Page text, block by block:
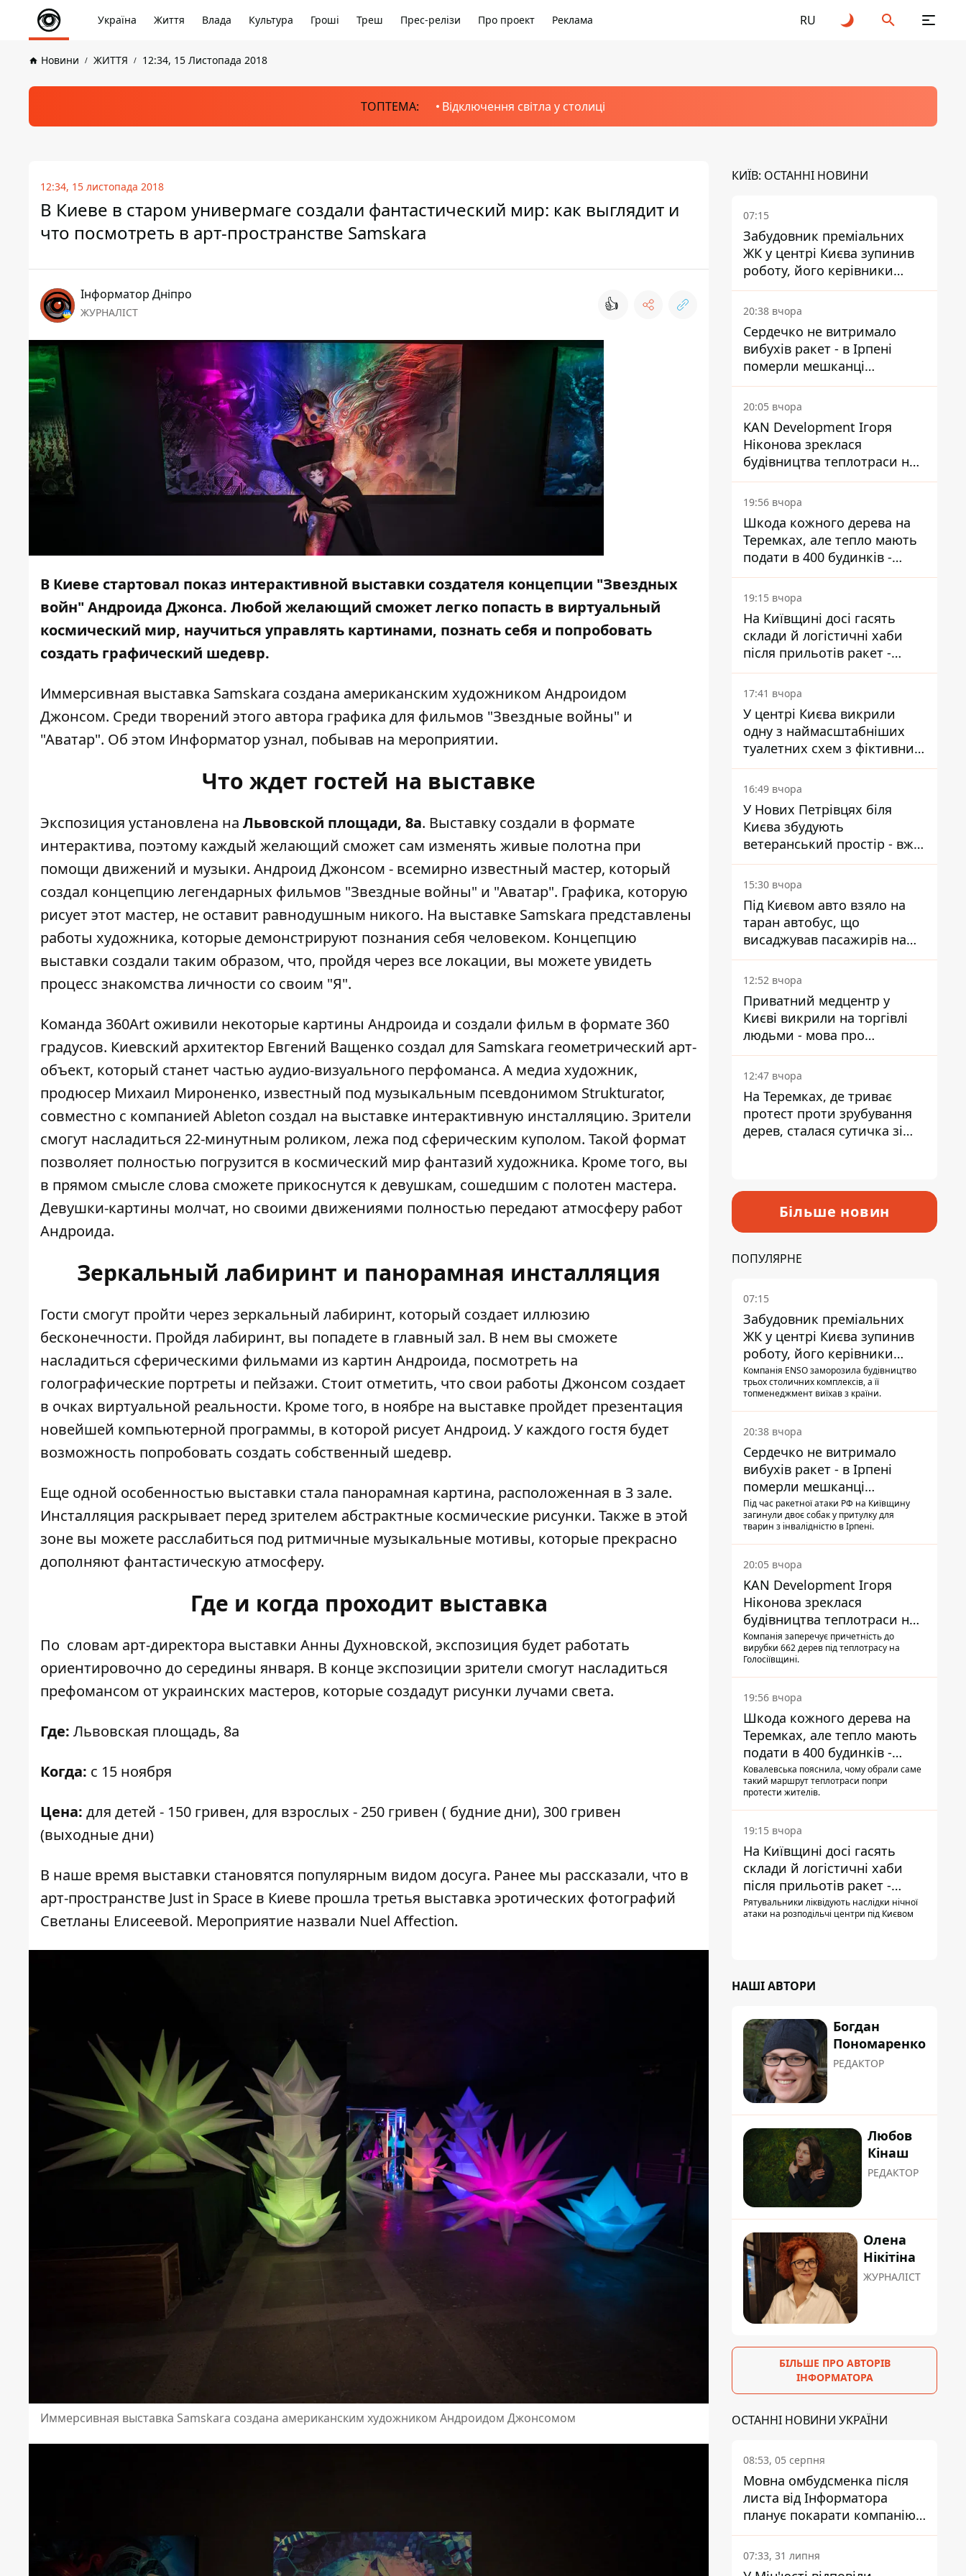
Україна Життя Влада Культура Гроші Треш Прес-релізи Про проект Реклама RU
Новини ЖИТТЯ 12:34, 15 Листопада 2018
ТОПТЕМА: Відключення світла у столиці
12:34, 15 листопада 2018
В Киеве в старом универмаге создали фантастический мир: как выглядит и
что посмотреть в арт-пространстве Samskara
Інформатор Дніпро
ЖУРНАЛІСТ 👍
В Киеве стартовал показ интерактивной выставки создателя концепции "Звездных
войн" Андроида Джонса. Любой желающий сможет легко попасть в виртуальный
космический мир, научиться управлять картинами, познать себя и попробовать
создать графический шедевр.
Иммерсивная выставка Samskara создана американским художником Андроидом
Джонсом. Среди творений этого автора графика для фильмов "Звездные войны" и
"Аватар". Об этом Информаторузнал, побывав на мероприятии.
Что ждет гостей на выставке
Экспозиция установлена на Львовской площади, 8а. Выставку создали в формате
интерактива, поэтому каждый желающий сможет сам изменять живые полотна при
помощи движений и музыки. Андроид Джонсом - всемирно известный мастер, который
создал концепцию легендарных фильмов "Звездные войны" и "Аватар". Графика, которую
рисует этот мастер, не оставит равнодушным никого. На выставке Samskara представлены
работы художника, которые демонстрируют познания себя человеком. Концепцию
выставки создали таким образом, что, пройдя через все локации, вы можете увидеть
процесс знакомства личности со своим "Я".
Команда 360Art оживили некоторые картины Андроида и создали фильм в формате 360
градусов. Киевский архитектор Евгений Ващенко создал для Samskara геометрический арт-
объект, который станет частью аудио-визуального перфоманса. А медиа художник,
продюсер Михаил Мироненко, известный под музыкальным псевдонимом Strukturator,
совместно с компанией Ableton создал на выставке интерактивную инсталляцию. Зрители
смогут насладиться 22-минутным роликом, лежа под сферическим куполом. Такой формат
позволяет полностью погрузится в космический мир фантазий художника. Кроме того, вы
в прямом смысле слова сможете прикоснутся к девушкам, сошедшим с полотен мастера.
Девушки-картины молчат, но своими движениями полностью передают атмосферу работ
Андроида.
Зеркальный лабиринт и панорамная инсталляция
Гости смогут пройти через зеркальный лабиринт, который создает иллюзию
бесконечности. Пройдя лабиринт, вы попадете в главный зал. В нем вы сможете
насладиться сферическими фильмами из картин Андроида, посмотреть на
голографические портреты и пейзажи. Стоит отметить, что свои работы Джонсом создает
в очках виртуальной реальности. Кроме того, в ноябре на выставке пройдет презентация
новейшей компьютерной программы, в которой рисует Андроид. У каждого гостя будет
возможность попробовать создать собственный шедевр.
Еще одной особенностью выставки стала панорамная картина, расположенная в 3 зале.
Инсталляция раскрывает перед зрителем абстрактные космические рисунки. Также в этой
зоне вы можете расслабиться под ритмичные музыкальные мотивы, которые прекрасно
дополняют фантастическую атмосферу.
Где и когда проходит выставка
По словам арт-директора выставки Анны Духновской, экспозиция будет работать
ориентировочно до середины января. В конце экспозиции зрители смогут насладиться
префомансом от украинских мастеров, которые создадут рисунки лучами света.
Где: Львовская площадь, 8а
Когда: с 15 ноября
Цена: для детей - 150 гривен, для взрослых - 250 гривен ( будние дни), 300 гривен
(выходные дни)
В наше время выставки становятся популярным видом досуга. Ранее мы рассказали, что в
арт-пространстве Just in Space в Киеве прошла третья выставка эротических фотографий
Светланы Елисеевой. Мероприятие назвали Nuel Affection.
Иммерсивная выставка Samskara создана американским художником Андроидом Джонсомом
КИЇВ: ОСТАННІ НОВИНИ
07:15
Забудовник преміальних
ЖК у центрі Києва зупинив
роботу, його керівники
втекли з України - Bihus.info
20:38 вчора
Сердечко не витримало
вибухів ракет - в Ірпені
померли мешканці
притулку для собак з
інвалідністю
20:05 вчора
KAN Development Ігоря
Ніконова зреклася
будівництва теплотраси на
Теремках
19:56 вчора
Шкода кожного дерева на
Теремках, але тепло мають
подати в 400 будинків -
депутатка Київради
19:15 вчора
На Київщині досі гасять
склади й логістичні хаби
після прильотів ракет -
ДСНС
17:41 вчора
У центрі Києва викрили
одну з наймасштабніших
туалетних схем з фіктивним
будинком
16:49 вчора
У Нових Петрівцях біля
Києва збудують
ветеранський простір - вже
знайшли проєктанта
15:30 вчора
Під Києвом авто взяло на
таран автобус, що
висаджував пасажирів на
зупинці - пасажирка в
лікарні
12:52 вчора
Приватний медцентр у
Києві викрили на торгівлі
людьми - мова про
сурогатне материнство
12:47 вчора
На Теремках, де триває
протест проти зрубування
дерев, сталася сутичка зі
Більше новин
ПОПУЛЯРНЕ
07:15
Забудовник преміальних
ЖК у центрі Києва зупинив
роботу, його керівники
втекли з України - Bihus.info
Компанія ENSO заморозила будівництво
трьох столичних комплексів, а її
топменеджмент виїхав з країни.
20:38 вчора
Сердечко не витримало
вибухів ракет - в Ірпені
померли мешканці
притулку для собак з
інвалідністю
Під час ракетної атаки РФ на Київщину
загинули двоє собак у притулку для
тварин з інвалідністю в Ірпені.
20:05 вчора
KAN Development Ігоря
Ніконова зреклася
будівництва теплотраси на
Теремках
Компанія заперечує причетність до
вирубки 662 дерев під теплотрасу на
Голосіївщині.
19:56 вчора
Шкода кожного дерева на
Теремках, але тепло мають
подати в 400 будинків -
депутатка Київради
Ковалевська пояснила, чому обрали саме
такий маршрут теплотраси попри
протести жителів.
19:15 вчора
На Київщині досі гасять
склади й логістичні хаби
після прильотів ракет -
ДСНС
Рятувальники ліквідують наслідки нічної
атаки на розподільчі центри під Києвом
НАШІ АВТОРИ
Богдан
Пономаренко
РЕДАКТОР
Любов
Кінаш
РЕДАКТОР
Олена
Нікітіна
ЖУРНАЛІСТ
БІЛЬШЕ ПРО АВТОРІВ
ІНФОРМАТОРА
ОСТАННІ НОВИНИ УКРАЇНИ
08:53, 05 серпня
Мовна омбудсменка після
листа від Інформатора
планує покарати компанію-
підрядника ПриватБанку
07:33, 31 липня